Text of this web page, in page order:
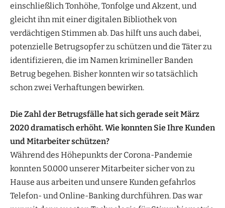
einschließlich Tonhöhe, Tonfolge und Akzent, und
gleicht ihn mit einer digitalen Bibliothek von
verdächtigen Stimmen ab. Das hilft uns auch dabei,
potenzielle Betrugsopfer zu schützen und die Täter zu
identifizieren, die im Namen krimineller Banden
Betrug begehen. Bisher konnten wir so tatsächlich
schon zwei Verhaftungen bewirken.
Die Zahl der Betrugsfälle hat sich gerade seit März
2020 dramatisch erhöht. Wie konnten Sie Ihre Kunden
und Mitarbeiter schützen?
Während des Höhepunkts der Corona-Pandemie
konnten 50.000 unserer Mitarbeiter sicher von zu
Hause aus arbeiten und unsere Kunden gefahrlos
Telefon- und Online-Banking durchführen. Das war